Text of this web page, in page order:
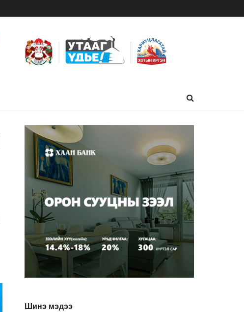
Шинэ мэдээ